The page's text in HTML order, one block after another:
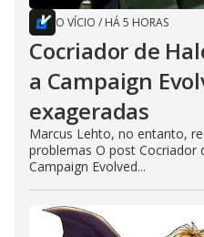
O VÍCIO / HÁ 5 HORAS
Cocriador de
a Campaign
exageradas
Marcus Lehto, no entanto,
problemas O post Cocriador
Campaign Evolved...